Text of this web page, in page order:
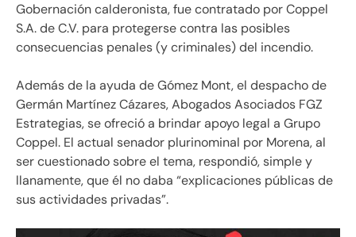
Gobernación calderonista, fue contratado por Coppel
S.A. de C.V. para protegerse contra las posibles
consecuencias penales (y criminales) del incendio.
Además de la ayuda de Gómez Mont, el despacho de
Germán Martínez Cázares, Abogados Asociados FGZ
Estrategias, se ofreció a brindar apoyo legal a Grupo
Coppel. El actual senador plurinominal por Morena, al
ser cuestionado sobre el tema, respondió, simple y
llanamente, que él no daba “explicaciones públicas de
sus actividades privadas”.